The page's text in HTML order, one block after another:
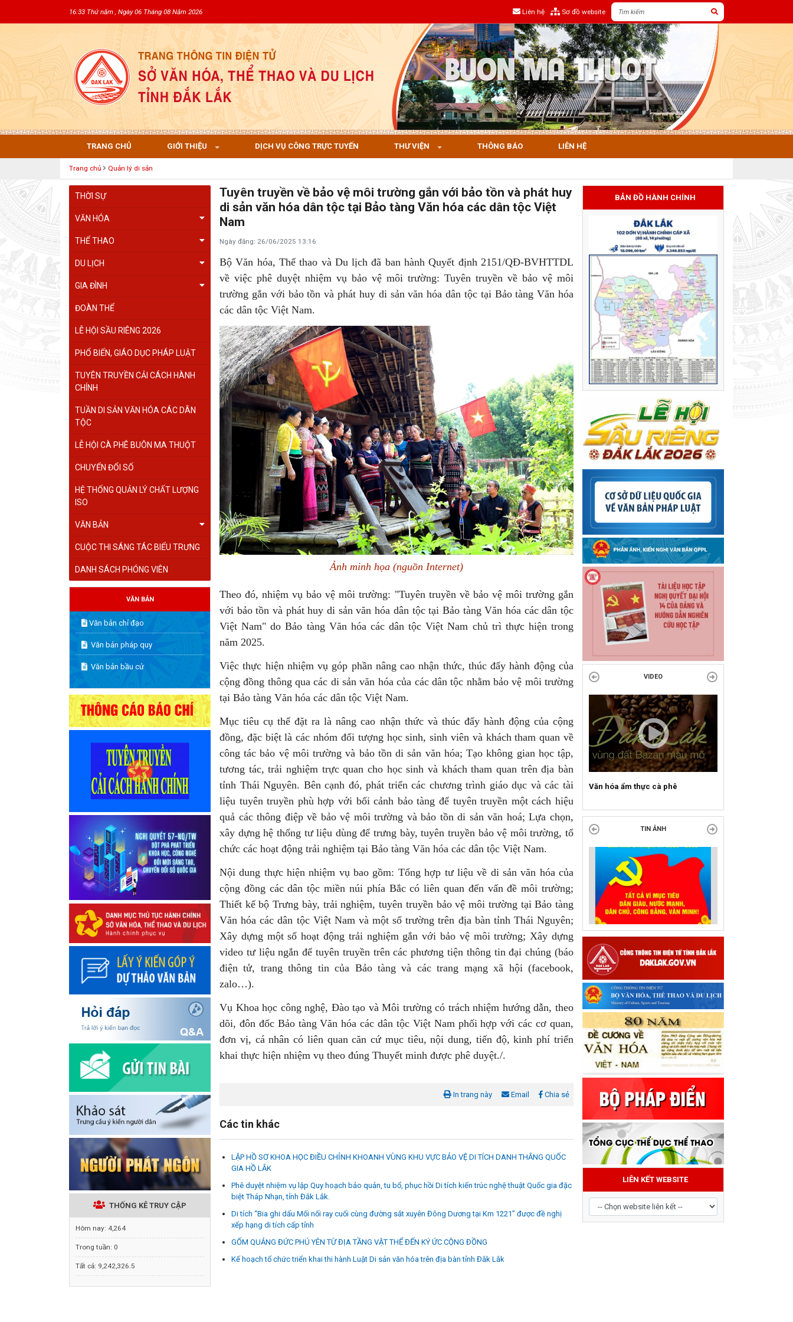
16:33 Thứ năm , Ngày 06 Tháng 08 Năm 2026 Liên hệ Sơ đồ website
TRANG CHỦ GIỚI THIỆU DỊCH VỤ CÔNG TRỰC TUYẾN THƯ VIỆN THÔNG BÁO LIÊN HỆ
Trang chủ Quản lý di sản
THỜI SỰ
VĂN HÓA
THỂ THAO
DU LỊCH
GIA ĐÌNH
ĐOÀN THỂ
LỄ HỘI SẦU RIÊNG 2026
PHỔ BIẾN, GIÁO DỤC PHÁP LUẬT
TUYÊN TRUYỀN CẢI CÁCH HÀNH
CHÍNH
TUẦN DI SẢN VĂN HÓA CÁC DÂN
TỘC
LỄ HỘI CÀ PHÊ BUÔN MA THUỘT
CHUYỂN ĐỔI SỐ
HỆ THỐNG QUẢN LÝ CHẤT LƯỢNG
ISO
VĂN BẢN
CUỘC THI SÁNG TÁC BIỂU TRƯNG
DANH SÁCH PHÓNG VIÊN
VĂN BẢN
Văn bản chỉ đạo
Văn bản pháp quy
Văn bản bầu cử
THỐNG KÊ TRUY CẬP
Hôm nay: 4,264
Trong tuần: 0
Tất cả: 9,242,326.5
Tuyên truyền về bảo vệ môi trường gắn với bảo tồn và phát huy
di sản văn hóa dân tộc tại Bảo tàng Văn hóa các dân tộc Việt
Nam
Ngày đăng: 26/06/2025 13:16
Bộ Văn hóa, Thể thao và Du lịch đã ban hành Quyết định 2151/QĐ-BVHTTDL
về việc phê duyệt nhiệm vụ bảo vệ môi trường: Tuyên truyền về bảo vệ môi
trường gắn với bảo tồn và phát huy di sản văn hóa dân tộc tại Bảo tàng Văn hóa
các dân tộc Việt Nam.
Ảnh minh họa (nguồn Internet)
Theo đó, nhiệm vụ bảo vệ môi trường: "Tuyên truyền về bảo vệ môi trường gắn
với bảo tồn và phát huy di sản văn hóa dân tộc tại Bảo tàng Văn hóa các dân tộc
Việt Nam" do Bảo tàng Văn hóa các dân tộc Việt Nam chủ trì thực hiện trong
năm 2025.
Việc thực hiện nhiệm vụ góp phần nâng cao nhận thức, thúc đẩy hành động của
cộng đồng thông qua các di sản văn hóa của các dân tộc nhằm bảo vệ môi trường
tại Bảo tàng Văn hóa các dân tộc Việt Nam.
Mục tiêu cụ thể đặt ra là nâng cao nhận thức và thúc đẩy hành động của cộng
đồng, đặc biệt là các nhóm đối tượng học sinh, sinh viên và khách tham quan về
công tác bảo vệ môi trường và bảo tồn di sản văn hóa; Tạo không gian học tập,
tương tác, trải nghiệm trực quan cho học sinh và khách tham quan trên địa bàn
tỉnh Thái Nguyên. Bên cạnh đó, phát triển các chương trình giáo dục và các tài
liệu tuyên truyền phù hợp với bối cảnh bảo tàng để tuyên truyền một cách hiệu
quả các thông điệp về bảo vệ môi trường và bảo tồn di sản văn hoá; Lựa chọn,
xây dựng hệ thống tư liệu dùng để trưng bày, tuyên truyền bảo vệ môi trường, tổ
chức các hoạt động trải nghiệm tại Bảo tàng Văn hóa các dân tộc Việt Nam.
Nội dung thực hiện nhiệm vụ bao gồm: Tổng hợp tư liệu về di sản văn hóa của
cộng đồng các dân tộc miền núi phía Bắc có liên quan đến vấn đề môi trường;
Thiết kế bộ Trưng bày, trải nghiệm, tuyên truyền bảo vệ môi trường tại Bảo tàng
Văn hóa các dân tộc Việt Nam và một số trường trên địa bàn tỉnh Thái Nguyên;
Xây dựng một số hoạt động trải nghiệm gắn với bảo vệ môi trường; Xây dựng
video tư liệu ngắn để tuyên truyền trên các phương tiện thông tin đại chúng (báo
điện tử, trang thông tin của Bảo tàng và các trang mạng xã hội (facebook,
zalo…).
Vụ Khoa học công nghệ, Đào tạo và Môi trường có trách nhiệm hướng dẫn, theo
dõi, đôn đốc Bảo tàng Văn hóa các dân tộc Việt Nam phối hợp với các cơ quan,
đơn vị, cá nhân có liên quan căn cứ mục tiêu, nội dung, tiến độ, kinh phí triển
khai thực hiện nhiệm vụ theo đúng Thuyết minh được phê duyệt./.
In trang này Email Chia sẻ
Các tin khác
LẬP HỒ SƠ KHOA HỌC ĐIỀU CHỈNH KHOANH VÙNG KHU VỰC BẢO VỆ DI TÍCH DANH THẮNG QUỐC
GIA HỒ LẮK
Phê duyệt nhiệm vụ lập Quy hoạch bảo quản, tu bổ, phục hồi Di tích kiến trúc nghệ thuật Quốc gia đặc
biệt Tháp Nhạn, tỉnh Đắk Lắk.
Di tích “Bia ghi dấu Mối nối ray cuối cùng đường sắt xuyên Đông Dương tại Km 1221” được đề nghị
xếp hạng di tích cấp tỉnh
GỐM QUẢNG ĐỨC PHÚ YÊN TỪ ĐỊA TẦNG VẬT THỂ ĐẾN KÝ ỨC CỘNG ĐỒNG
Kế hoạch tổ chức triển khai thi hành Luật Di sản văn hóa trên địa bàn tỉnh Đắk Lắk
BẢN ĐỒ HÀNH CHÍNH
VIDEO
Văn hóa ẩm thực cà phê
Sự kiện mở màn Mùa du lịch 2026
LIÊN KẾT WEBSITE